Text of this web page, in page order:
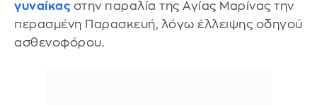
γυναίκας στην παραλία της Αγίας Μαρίνας την
περασμένη Παρασκευή, λόγω έλλειψης οδηγού
ασθενοφόρου.